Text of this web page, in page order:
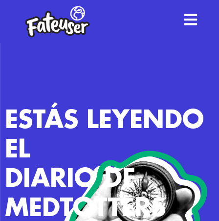
ESTÁS LEYENDO
EL
DIARIO DE
MEDTOTTERS